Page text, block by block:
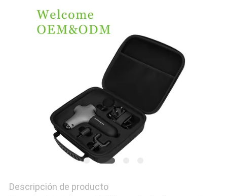
Descripción de producto